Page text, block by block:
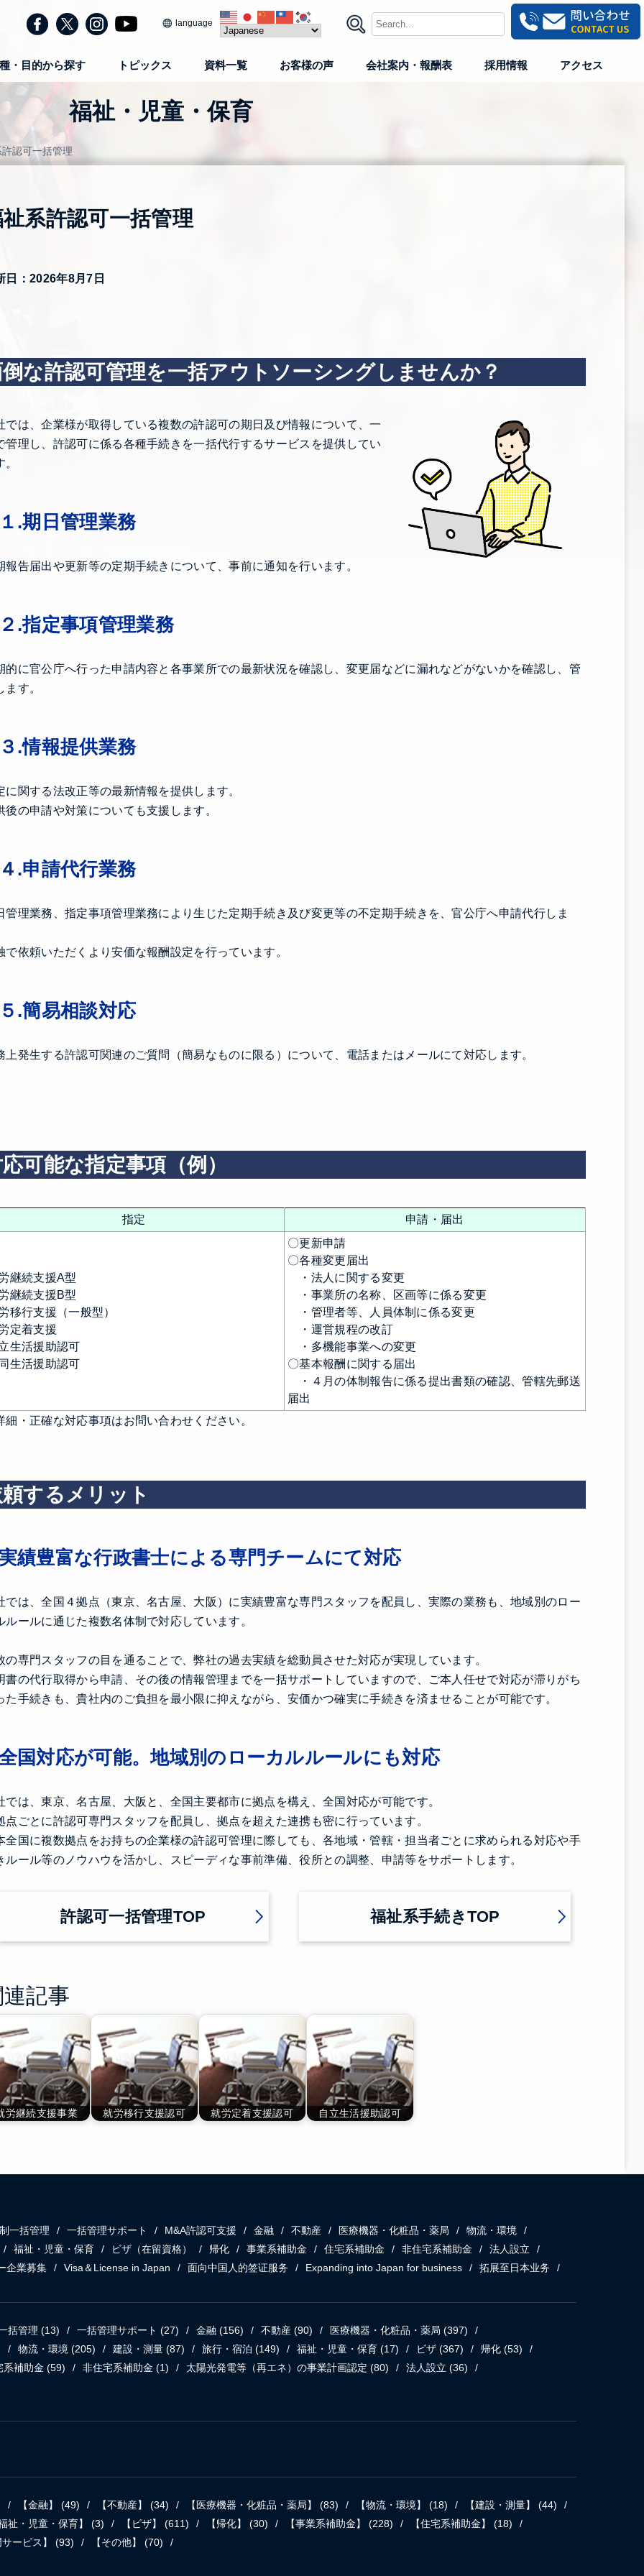
language
・目的から探す トピックス 資料一覧 お客様の声 会社案内・報酬表 採用情報 アクセス
福祉・児童・保育
認可一括管理
系許認可一括管理
日：2026年8月7日
な許認可管理を一括アウトソーシングしませんか？
では、企業様が取得している複数の許認可の期日及び情報について、一
管理し、許認可に係る各種手続きを一括代行するサービスを提供してい
.期日管理業務
報告届出や更新等の定期手続きについて、事前に通知を行います。
.指定事項管理業務
的に官公庁へ行った申請内容と各事業所での最新状況を確認し、変更届などに漏れなどがないかを確認し、管
ます。
.情報提供業務
に関する法改正等の最新情報を提供します。
後の申請や対策についても支援します。
.申請代行業務
管理業務、指定事項管理業務により生じた定期手続き及び変更等の不定期手続きを、官公庁へ申請代行しま
で依頼いただくより安価な報酬設定を行っています。
.簡易相談対応
上発生する許認可関連のご質問（簡易なものに限る）について、電話またはメールにて対応します。
可能な指定事項（例）
指定 申請・届出
継続支援A型
継続支援B型
移行支援（一般型）
定着支援
生活援助認可
生活援助認可
〇更新申請
〇各種変更届出
・法人に関する変更
・事業所の名称、区画等に係る変更
・管理者等、人員体制に係る変更
・運営規程の改訂
・多機能事業への変更
〇基本報酬に関する届出
・４月の体制報告に係る提出書類の確認、管轄先郵送
届出
・正確な対応事項はお問い合わせください。
するメリット
績豊富な行政書士による専門チームにて対応
では、全国４拠点（東京、名古屋、大阪）に実績豊富な専門スタッフを配員し、実際の業務も、地域別のロー
ルールに通じた複数名体制で対応しています。
の専門スタッフの目を通ることで、弊社の過去実績を総動員させた対応が実現しています。
書の代行取得から申請、その後の情報管理までを一括サポートしていますので、ご本人任せで対応が滞りがち
た手続きも、貴社内のご負担を最小限に抑えながら、安価かつ確実に手続きを済ませることが可能です。
国対応が可能。地域別のローカルルールにも対応
では、東京、名古屋、大阪と、全国主要都市に拠点を構え、全国対応が可能です。
点ごとに許認可専門スタッフを配員し、拠点を超えた連携も密に行っています。
全国に複数拠点をお持ちの企業様の許認可管理に際しても、各地域・管轄・担当者ごとに求められる対応や手
ルール等のノウハウを活かし、スピーディな事前準備、役所との調整、申請等をサポートします。
許認可一括管理TOP 福祉系手続きTOP
記事
労継続支援事業 就労移行支援認可 就労定着支援認可 自立生活援助認可
一括管理 一括管理サポート M&A許認可支援 金融 不動産 医療機器・化粧品・薬局
物流・環境
福祉・児童・保育
ビザ（在留資格） 帰化 事業系補助金 住宅系補助金 非住宅系補助金
法人設立
企業募集
Visa＆License in Japan 面向中国人的签证服务 Expanding into Japan for business 拓展至日本业务
括管理 (13) 一括管理サポート (27) 金融 (156) 不動産 (90) 医療機器・化粧品・薬局 (397)
物流・環境 (205) 建設・測量 (87) 旅行・宿泊 (149) 福祉・児童・保育 (17) ビザ (367) 帰化 (53)
系補助金 (59) 非住宅系補助金 (1) 太陽光発電等（再エネ）の事業計画認定 (80) 法人設立 (36)
【金融】 (49) 【不動産】 (34) 【医療機器・化粧品・薬局】 (83) 【物流・環境】 (18) 【建設・測量】 (44)
祉・児童・保育】 (3) 【ビザ】 (611) 【帰化】 (30) 【事業系補助金】 (228) 【住宅系補助金】 (18)
ービス】 (93) 【その他】 (70)